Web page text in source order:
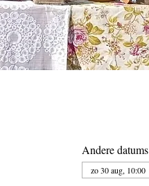
Andere datums
zo 30 aug, 10:00